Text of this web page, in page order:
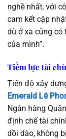
nghề nhất, với
cam kết cập
dù ở xa cũng có
của mình”.
Tiềm lực tài
Tiến độ xây
Emerald Lê
Ngân hàng
định chế tài
dồi dào, không